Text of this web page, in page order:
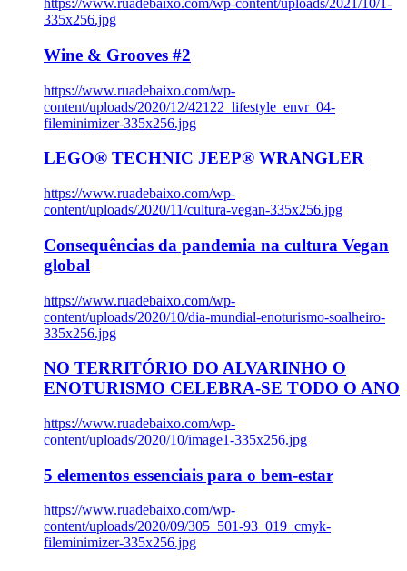
https://www.ruadebaixo.com/wp-content/uploads/2021/10/1-
335x256.jpg
Wine & Grooves #2
https://www.ruadebaixo.com/wp-
content/uploads/2020/12/42122_lifestyle_envr_04-
fileminimizer-335x256.jpg
LEGO® TECHNIC JEEP® WRANGLER
https://www.ruadebaixo.com/wp-
content/uploads/2020/11/cultura-vegan-335x256.jpg
Consequências da pandemia na cultura Vegan
global
https://www.ruadebaixo.com/wp-
content/uploads/2020/10/dia-mundial-enoturismo-soalheiro-
335x256.jpg
NO TERRITÓRIO DO ALVARINHO O
ENOTURISMO CELEBRA-SE TODO O ANO
https://www.ruadebaixo.com/wp-
content/uploads/2020/10/image1-335x256.jpg
5 elementos essenciais para o bem-estar
https://www.ruadebaixo.com/wp-
content/uploads/2020/09/305_501-93_019_cmyk-
fileminimizer-335x256.jpg